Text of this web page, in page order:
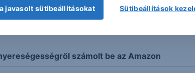
számolt be az Amazon
javasolt sütibeállításokat Sütibeállítások